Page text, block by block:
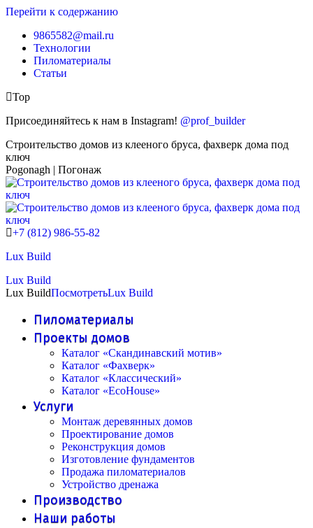
Перейти к содержанию
9865582@mail.ru
Технологии
Пиломатериалы
Статьи
Top
Присоединяйтесь к нам в Instagram! @prof_builder
Строительство домов из клееного бруса, фахверк дома под
ключ
Pogonagh | Погонаж
+7 (812) 986-55-82
Lux Build
Lux Build
Lux BuildПосмотретьLux Build
Пиломатериалы
Проекты домов
Каталог «Скандинавский мотив»
Каталог «Фахверк»
Каталог «Классический»
Каталог «EcoHouse»
Услуги
Монтаж деревянных домов
Проектирование домов
Реконструкция домов
Изготовление фундаментов
Продажа пиломатериалов
Устройство дренажа
Производство
Наши работы